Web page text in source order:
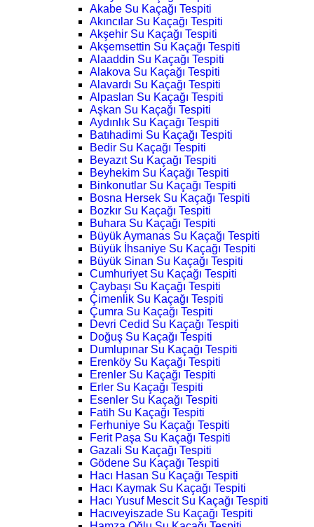
Akabe Su Kaçağı Tespiti
Akıncılar Su Kaçağı Tespiti
Akşehir Su Kaçağı Tespiti
Akşemsettin Su Kaçağı Tespiti
Alaaddin Su Kaçağı Tespiti
Alakova Su Kaçağı Tespiti
Alavardı Su Kaçağı Tespiti
Alpaslan Su Kaçağı Tespiti
Aşkan Su Kaçağı Tespiti
Aydınlık Su Kaçağı Tespiti
Batıhadimi Su Kaçağı Tespiti
Bedir Su Kaçağı Tespiti
Beyazıt Su Kaçağı Tespiti
Beyhekim Su Kaçağı Tespiti
Binkonutlar Su Kaçağı Tespiti
Bosna Hersek Su Kaçağı Tespiti
Bozkır Su Kaçağı Tespiti
Buhara Su Kaçağı Tespiti
Büyük Aymanas Su Kaçağı Tespiti
Büyük İhsaniye Su Kaçağı Tespiti
Büyük Sinan Su Kaçağı Tespiti
Cumhuriyet Su Kaçağı Tespiti
Çaybaşı Su Kaçağı Tespiti
Çimenlik Su Kaçağı Tespiti
Çumra Su Kaçağı Tespiti
Devri Cedid Su Kaçağı Tespiti
Doğuş Su Kaçağı Tespiti
Dumlupınar Su Kaçağı Tespiti
Erenköy Su Kaçağı Tespiti
Erenler Su Kaçağı Tespiti
Erler Su Kaçağı Tespiti
Esenler Su Kaçağı Tespiti
Fatih Su Kaçağı Tespiti
Ferhuniye Su Kaçağı Tespiti
Ferit Paşa Su Kaçağı Tespiti
Gazali Su Kaçağı Tespiti
Gödene Su Kaçağı Tespiti
Hacı Hasan Su Kaçağı Tespiti
Hacı Kaymak Su Kaçağı Tespiti
Hacı Yusuf Mescit Su Kaçağı Tespiti
Hacıveyiszade Su Kaçağı Tespiti